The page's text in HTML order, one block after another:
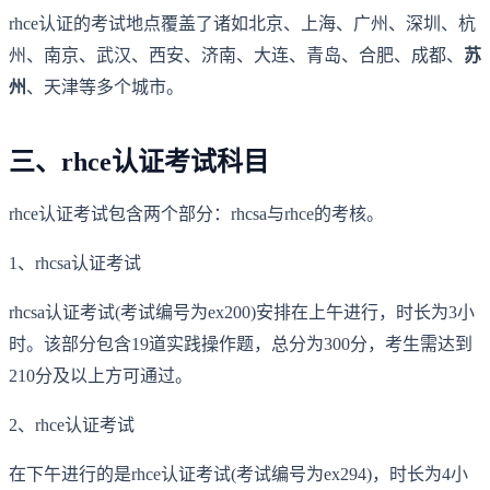
rhce认证的考试地点覆盖了诸如北京、上海、广州、深圳、杭
州、南京、武汉、西安、济南、大连、青岛、合肥、成都、 苏
州、天津等多个城市。
三、rhce认证考试科目
rhce认证考试包含两个部分：rhcsa与rhce的考核。
1、rhcsa认证考试
rhcsa认证考试(考试编号为ex200)安排在上午进行，时长为3小
时。该部分包含19道实践操作题，总分为300分，考生需达到
210分及以上方可通过。
2、rhce认证考试
在下午进行的是rhce认证考试(考试编号为ex294)，时长为4小